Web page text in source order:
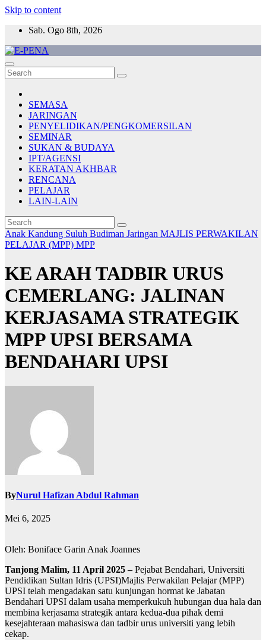
Skip to content
Sab. Ogo 8th, 2026
E-PENA
Berita Digital Terkini
SEMASA
JARINGAN
PENYELIDIKAN/PENGKOMERSILAN
SEMINAR
SUKAN & BUDAYA
IPT/AGENSI
KERATAN AKHBAR
RENCANA
PELAJAR
LAIN-LAIN
Anak Kandung Suluh Budiman Jaringan MAJLIS PERWAKILAN
PELAJAR (MPP) MPP
KE ARAH TADBIR URUS
CEMERLANG: JALINAN
KERJASAMA STRATEGIK
MPP UPSI BERSAMA
BENDAHARI UPSI
ByNurul Hafizan Abdul Rahman
Mei 6, 2025
Oleh: Boniface Garin Anak Joannes
Tanjong Malim, 11 April 2025 –Pejabat Bendahari, Universiti
Pendidikan Sultan Idris (UPSI)Majlis Perwakilan Pelajar (MPP)
UPSI telah mengadakan satu kunjungan hormat ke Jabatan
Bendahari UPSI dalam usaha memperkukuh hubungan dua hala dan
membina kerjasama strategik antara kedua-dua pihak demi
kesejahteraan mahasiswa dan tadbir urus universiti yang lebih
cekap.